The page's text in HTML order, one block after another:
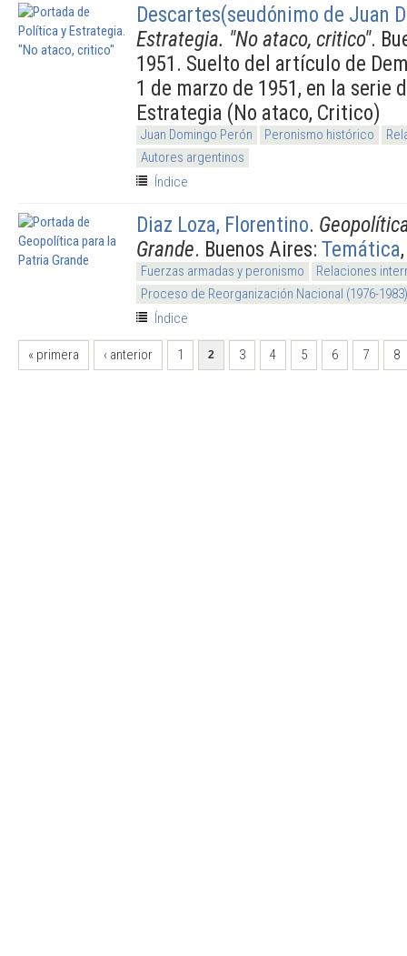
Descartes(seudónimo de Juan
Estrategia. "No ataco, critico".
1951. Suelto del artículo de
1 de marzo de 1951, en la serie
Estrategia (No ataco, Critico)
Juan Domingo Perón Peronismo histórico
Autores argentinos
Índice
Diaz Loza, Florentino.
Grande. Buenos Aires: Temática
Fuerzas armadas y peronismo
Relaciones
Proceso de Reorganización Nacional (1976-1983)
Índice
PÁGINAS
« primera ‹ anterior 1 2 3 4 5 6 7 8